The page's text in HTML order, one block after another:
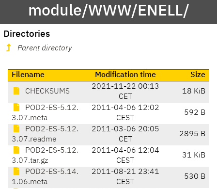
module/WWW/ENELL/
Directories
Parent directory
Filename Modification time Size
CHECKSUMS
2021-11-22 00:13
CET
18 KiB
POD2-ES-5.12.
3.07.meta
2011-04-06 12:02
CEST
592 B
POD2-ES-5.12.
3.07.readme
2011-03-06 20:05
CET
2895 B
POD2-ES-5.12.
3.07.tar.gz
2011-04-06 12:04
CEST
31 KiB
POD2-ES-5.14.
1.06.meta
2011-08-21 23:41
CEST
530 B